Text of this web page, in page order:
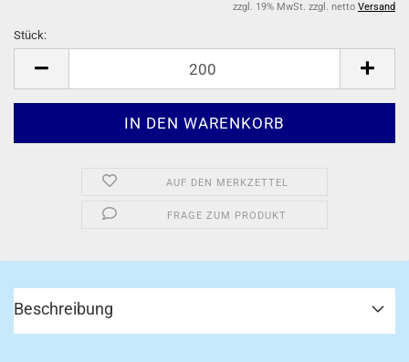
zzgl. 19% MwSt. zzgl. netto Versand
Stück:
AUF DEN MERKZETTEL
FRAGE ZUM PRODUKT
Beschreibung